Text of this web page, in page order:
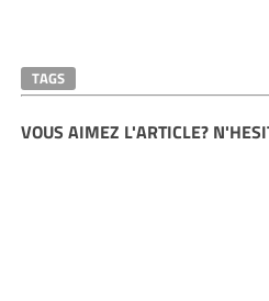
TAGS
VOUS AIMEZ L'ARTICLE?